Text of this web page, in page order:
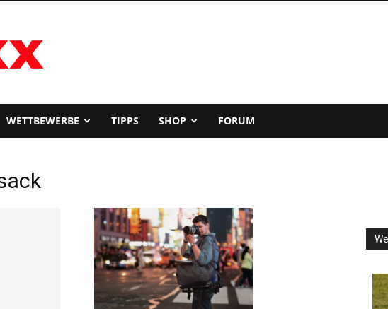
WETTBEWERBE TIPPS SHOP FORUM